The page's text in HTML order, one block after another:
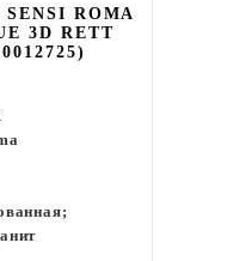
ROMA
3D RETT